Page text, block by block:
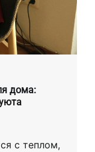
дома:
с теплом,